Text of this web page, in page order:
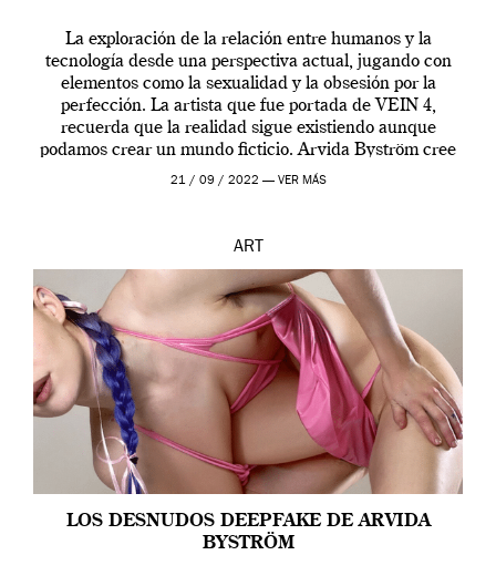
La exploración de la relación entre humanos y la
tecnología desde una perspectiva actual, jugando con
elementos como la sexualidad y la obsesión por la
perfección. La artista que fue portada de VEIN 4,
recuerda que la realidad sigue existiendo aunque
podamos crear un mundo ficticio. Arvida Byström cree
que los humanos tienen un complejo […]
21 / 09 / 2022 — VER MÁS
ART
LOS DESNUDOS DEEPFAKE DE ARVIDA
BYSTRÖM